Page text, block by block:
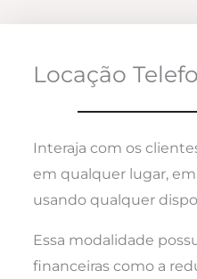
Locação
Interaja com os
em qualquer lugar,
usando qualquer
Essa modalidade
financeiras como a